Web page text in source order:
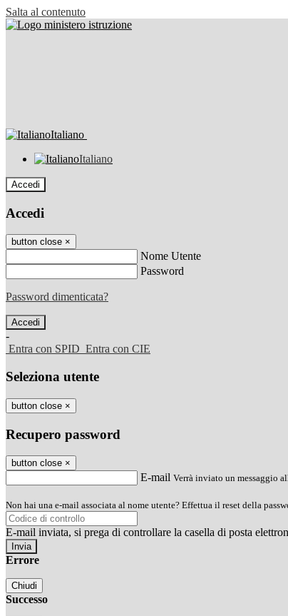
Salta al contenuto
Italiano
Italiano
Accedi
Accedi
button close ×
Nome Utente
Password
Password dimenticata?
-
Entra con SPID Entra con CIE
Seleziona utente
button close ×
Recupero password
button close ×
E-mail Verrà inviato un messaggio
Non hai una e-mail associata al nome utente? Effettua il reset della
E-mail inviata, si prega di controllare la casella di posta
Errore
Chiudi
Successo